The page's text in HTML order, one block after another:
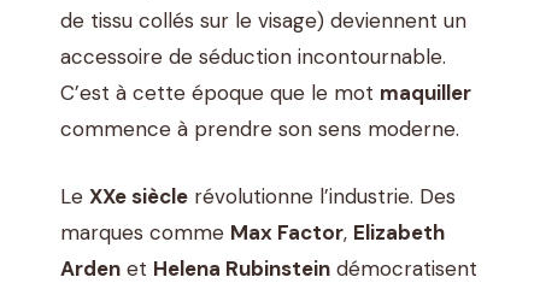
de tissu collés sur le visage) deviennent un
accessoire de séduction incontournable.
C’est à cette époque que le mot maquiller
commence à prendre son sens moderne.
Le XXe siècle révolutionne l’industrie. Des
marques comme Max Factor, Elizabeth
Arden et Helena Rubinstein démocratisent